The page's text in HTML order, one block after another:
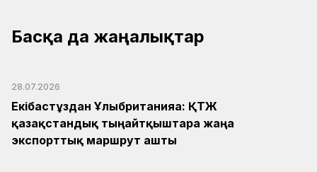
Басқа да жаңалықтар
28.07.2026
Екібастұздан Ұлыбританияға: ҚТЖ
қазақстандық тыңайтқыштарға жаңа
экспорттық маршрут ашты